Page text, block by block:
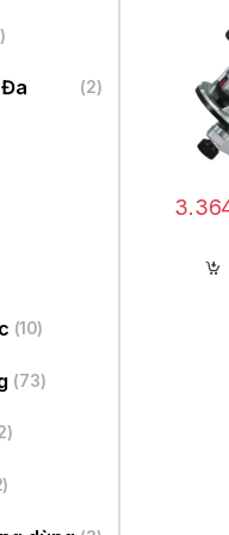
(2)
(10)
(73)